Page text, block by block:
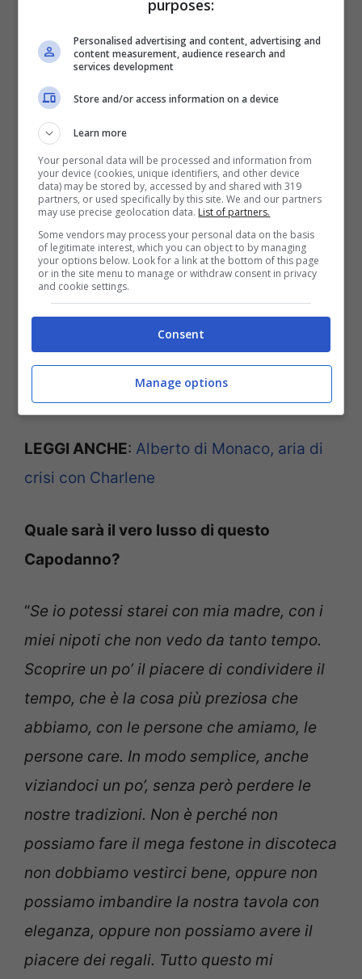
Una parte del mondo sicuramente sta
soffrendo. Poi invece c’è un’altra parte che
sta bene e che spero possa festeggiare in
serenità con la propria famiglia, sempre
con cautela. In questo momento la cosa
più bella è potersi godere la famiglia, con
poche persone. Queste feste vanno
condivise con le persone che abbiamo la
fortuna di poter frequentare visto che tra
positivi, chi in quarantena, chi non ha
possibilità di spostarsi, è veramente
difficile tutto ciò
LEGGI ANCHE: Alberto di Monaco, aria di
crisi con Charlene
Quale sarà il vero lusso di questo
Capodanno?
“Se io potessi starei con mia madre, con i
miei nipoti che non vedo da tanto tempo.
Scoprire un po’ il piacere di condividere il
tempo, che è la cosa più preziosa che
abbiamo, con le persone che amiamo, le
persone care. In modo semplice, anche
viziandoci un po’, senza però perdere le
nostre tradizioni. Non è perché non
possiamo fare il mega festone in discoteca
non dobbiamo vestirci bene, oppure non
possiamo imbandire la nostra tavola con
eleganza, oppure non possiamo avere il
piacere dei regali. Tutto questo mi
purposes:
Personalised advertising and content, advertising and
content measurement, audience research and
services development
Store and/or access information on a device
Learn more
Your personal data will be processed and information from
your device (cookies, unique identifiers, and other device
data) may be stored by, accessed by and shared with 319
partners, or used specifically by this site. We and our partners
may use precise geolocation data. List of partners.
Some vendors may process your personal data on the basis
of legitimate interest, which you can object to by managing
your options below. Look for a link at the bottom of this page
or in the site menu to manage or withdraw consent in privacy
and cookie settings.
Consent
Manage options